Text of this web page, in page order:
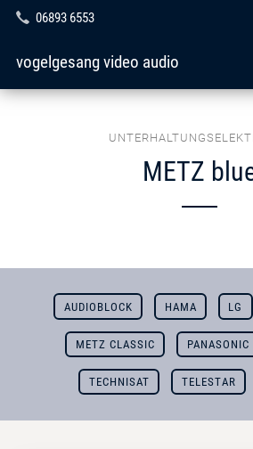
06893 6553
vogelgesang video audio
METZ
AUDIOBLOCK HAMA LG
METZ CLASSIC PANASONIC
TECHNISAT TELESTAR